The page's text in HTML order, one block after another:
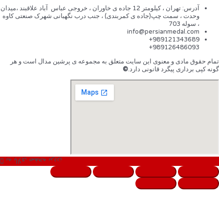
آدرس: تهران ، کیلومتر 12 جاده ی خاوران ، خروجی عباس آباد علاقبند ،میدان
وحدت ، سمت چپ(جاده ی کمربندی) ، جنب درب نگهبانی شهرک صنعتی کاوه
، سوله 703
info@persianmedal.com
989121343689+
989126486093+
تمام حقوق مادی و معنوی این سایت متعلق به مجموعه ی پرشین مدال است و هر
گونه کپی برداری پیگرد قانونی دارد.©
به بالای صفحه بردن